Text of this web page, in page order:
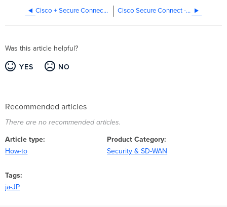
Cisco + Secure Connect - インターネットアクセスポリシー Cisco Secure Connect - プライベートアプリケーションとネットワークアクセスポリシー
Was this article helpful?
YES NO
Recommended articles
There are no recommended articles.
Article type
How-to
Product Category
Security & SD-WAN
Tags
ja-JP